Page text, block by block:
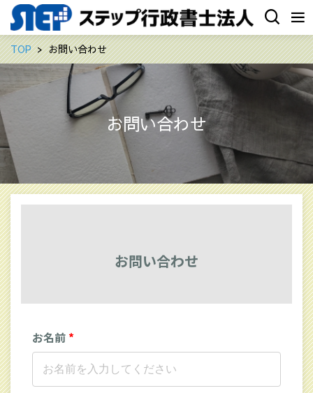
TOP お問い合わせ
お問い合わせ